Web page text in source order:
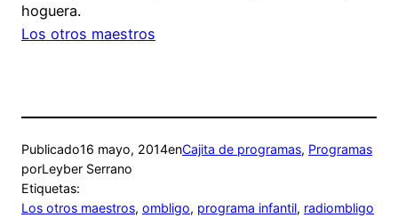
hoguera.
Los otros maestros
Publicado16 mayo, 2014enCajita de programas, Programas
porLeyber Serrano
Etiquetas:
Los otros maestros, ombligo, programa infantil, radiombligo